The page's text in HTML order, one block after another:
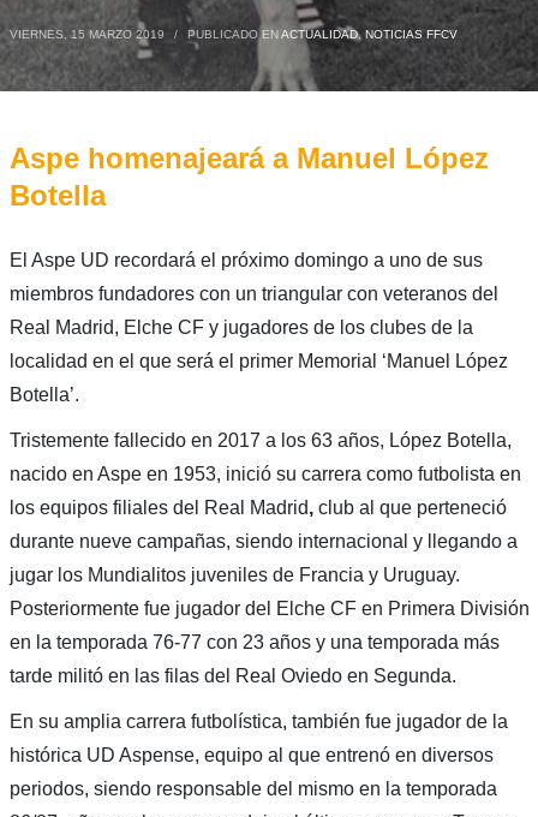
VIERNES, 15 MARZO 2019 / PUBLICADO EN ACTUALIDAD, NOTICIAS FFCV
Aspe homenajeará a Manuel López
Botella
El Aspe UD recordará el próximo domingo a uno de sus
miembros fundadores con un triangular con veteranos del
Real Madrid, Elche CF y jugadores de los clubes de la
localidad en el que será el primer Memorial ‘Manuel López
Botella’.
Tristemente fallecido en 2017 a los 63 años, López Botella,
nacido en Aspe en 1953, inició su carrera como futbolista en
los equipos filiales del Real Madrid,club al que perteneció
durante nueve campañas, siendo internacional y llegando a
jugar los Mundialitos juveniles de Francia y Uruguay.
Posteriormente fue jugador del Elche CF en Primera División
en la temporada 76-77 con 23 años y una temporada más
tarde militó en las filas del Real Oviedo en Segunda.
En su amplia carrera futbolística, también fue jugador de la
histórica UD Aspense, equipo al que entrenó en diversos
periodos, siendo responsable del mismo en la temporada